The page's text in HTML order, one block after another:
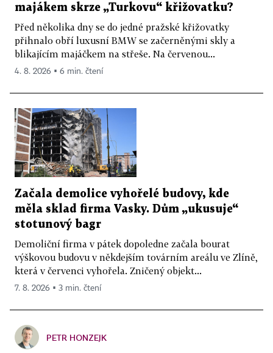
majákem skrze „Turkovu“ křižovatku?
Před několika dny se do jedné pražské křižovatky
přihnalo obří luxusní BMW se začerněnými skly a
blikajícím majáčkem na střeše. Na červenou...
4. 8. 2026 ▪ 6 min. čtení
Začala demolice vyhořelé budovy, kde
měla sklad firma Vasky. Dům „ukusuje“
stotunový bagr
Demoliční firma v pátek dopoledne začala bourat
výškovou budovu v někdejším továrním areálu ve Zlíně,
která v červenci vyhořela. Zničený objekt...
7. 8. 2026 ▪ 3 min. čtení
PETR HONZEJK